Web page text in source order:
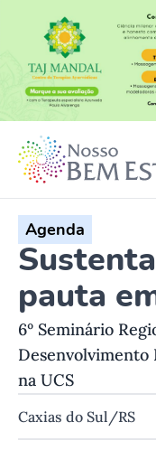
Agenda
pauta
6º Seminário
Desenvolvimento
na UCS
Caxias do Sul/RS